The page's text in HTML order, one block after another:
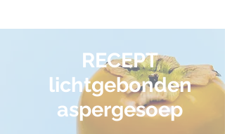
RECEPT
lichtgebonden
aspergesoep